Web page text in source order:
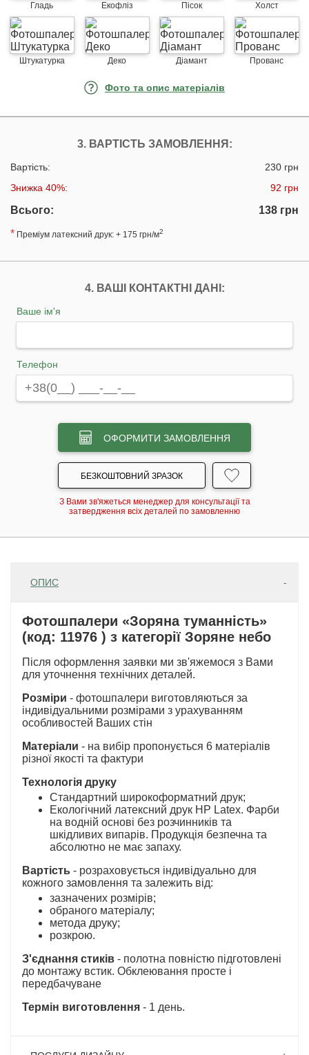
Гладь Екофліз Пісок Холст
Штукатурка Деко Діамант Прованс
Фото та опис матеріалів
3. ВАРТІСТЬ ЗАМОВЛЕННЯ:
Вартість:
230 грн
Знижка 40%:
92 грн
Всього:
138 грн
* Преміум латексний друк: + 175 грн/м2
4. ВАШІ КОНТАКТНІ ДАНІ:
Ваше ім'я
Телефон
ОФОРМИТИ ЗАМОВЛЕННЯ
БЕЗКОШТОВНИЙ ЗРАЗОК
З Вами зв'яжеться менеджер для консультації та
затвердження всіх деталей по замовленню
ОПИС
Фотошпалери «Зоряна туманність»
(код: 11976 ) з категорії Зоряне небо
Після оформлення заявки ми зв'яжемося з Вами
для уточнення технічних деталей.
Розміри - фотошпалери виготовляються за
індивідуальними розмірами з урахуванням
особливостей Ваших стін
Матеріали - на вибір пропонується 6 матеріалів
різної якості та фактури
Технологія друку
Стандартний широкоформатний друк;
Екологічний латексний друк HP Latex. Фарби
на водній основі без розчинників та
шкідливих випарів. Продукція безпечна та
абсолютно не має запаху.
Вартість - розраховується індивідуально для
кожного замовлення та залежить від:
зазначених розмірів;
обраного матеріалу;
метода друку;
розкрою.
З'єднання стиків - полотна повністю підготовлені
до монтажу встик. Обклеювання просте і
передбачуване
Термін виготовлення - 1 день.